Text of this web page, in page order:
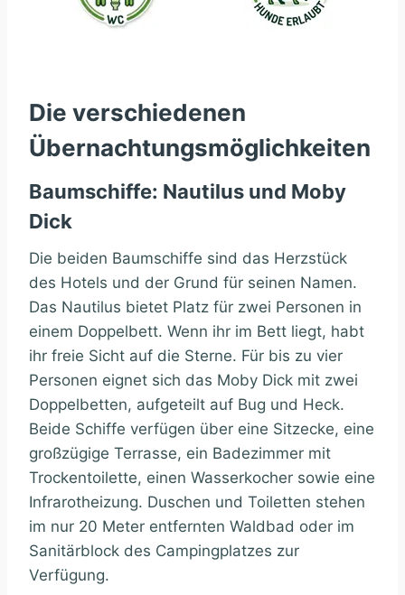
Die verschiedenen
Übernachtungsmöglichkeiten
Baumschiffe: Nautilus und Moby
Dick
Die beiden Baumschiffe sind das Herzstück
des Hotels und der Grund für seinen Namen.
Das Nautilus bietet Platz für zwei Personen in
einem Doppelbett. Wenn ihr im Bett liegt, habt
ihr freie Sicht auf die Sterne. Für bis zu vier
Personen eignet sich das Moby Dick mit zwei
Doppelbetten, aufgeteilt auf Bug und Heck.
Beide Schiffe verfügen über eine Sitzecke, eine
großzügige Terrasse, ein Badezimmer mit
Trockentoilette, einen Wasserkocher sowie eine
Infrarotheizung. Duschen und Toiletten stehen
im nur 20 Meter entfernten Waldbad oder im
Sanitärblock des Campingplatzes zur
Verfügung.